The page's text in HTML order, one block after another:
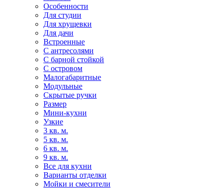
Особенности
Для студии
Для хрущевки
Для дачи
Встроенные
С антресолями
С барной стойкой
С островом
Малогабаритные
Модульные
Скрытые ручки
Размер
Мини-кухни
Узкие
3 кв. м.
5 кв. м.
6 кв. м.
9 кв. м.
Все для кухни
Варианты отделки
Мойки и смесители